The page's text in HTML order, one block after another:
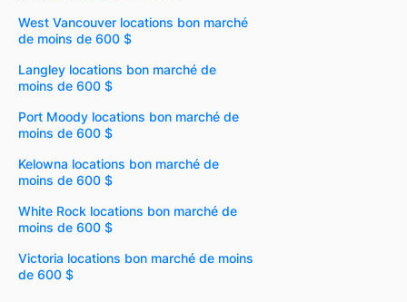
West Vancouver locations bon marché
de moins de 600 $
Langley locations bon marché de
moins de 600 $
Port Moody locations bon marché de
moins de 600 $
Kelowna locations bon marché de
moins de 600 $
White Rock locations bon marché de
moins de 600 $
Victoria locations bon marché de moins
de 600 $